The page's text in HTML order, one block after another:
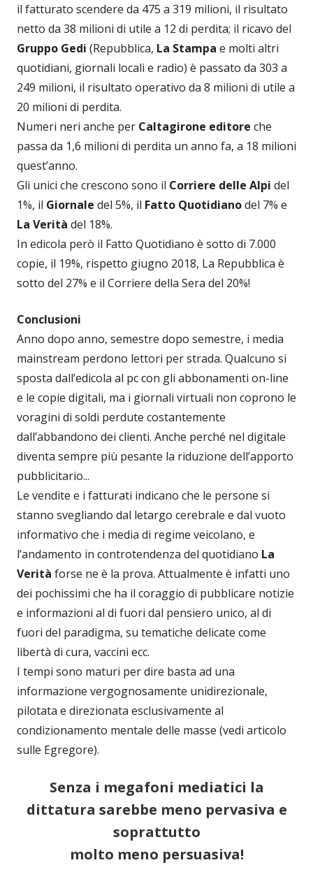
il fatturato scendere da 475 a 319 milioni, il risultato
netto da 38 milioni di utile a 12 di perdita; il ricavo del
Gruppo Gedi (Repubblica, La Stampa e molti altri
quotidiani, giornali locali e radio) è passato da 303 a
249 milioni, il risultato operativo da 8 milioni di utile a
20 milioni di perdita.
Numeri neri anche per Caltagirone editore che
passa da 1,6 milioni di perdita un anno fa, a 18 milioni
quest’anno.
Gli unici che crescono sono il Corriere delle Alpi del
1%, il Giornale del 5%, il Fatto Quotidianodel 7% e
La Verità del 18%.
In edicola però il Fatto Quotidiano è sotto di 7.000
copie, il 19%, rispetto giugno 2018, La Repubblica è
sotto del 27% e il Corriere della Sera del 20%!
Conclusioni
Anno dopo anno, semestre dopo semestre, i media
mainstream perdono lettori per strada. Qualcuno si
sposta dall’edicola al pc con gli abbonamenti on-line
e le copie digitali, ma i giornali virtuali non coprono le
voragini di soldi perdute costantemente
dall’abbandono dei clienti. Anche perché nel digitale
diventa sempre più pesante la riduzione dell’apporto
pubblicitario...
Le vendite e i fatturati indicano che le persone si
stanno svegliando dal letargo cerebrale e dal vuoto
informativo che i media di regime veicolano, e
l’andamento in controtendenza del quotidiano La
Verità forse ne è la prova. Attualmente è infatti uno
dei pochissimi che ha il coraggio di pubblicare notizie
e informazioni al di fuori dal pensiero unico, al di
fuori del paradigma, su tematiche delicate come
libertà di cura, vaccini ecc.
I tempi sono maturi per dire basta ad una
informazione vergognosamente unidirezionale,
pilotata e direzionata esclusivamente al
condizionamento mentale delle masse (vedi articolo
sulle Egregore).
Senza i megafoni mediatici la
dittatura sarebbe meno pervasiva e
soprattutto
molto meno persuasiva!